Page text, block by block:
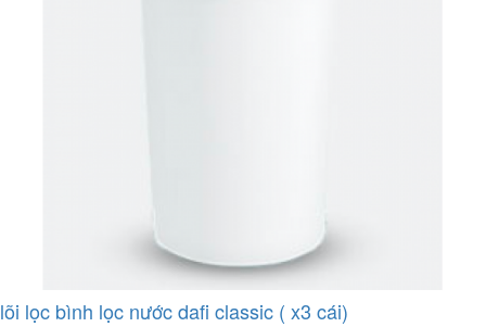
lõi lọc bình lọc nước dafi classic ( x3 cái)